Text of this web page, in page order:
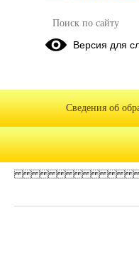
2021 ОТЧЕТ АУ
Опубликовано на сайте
8 декабря 2022
Версия для
Сведения об